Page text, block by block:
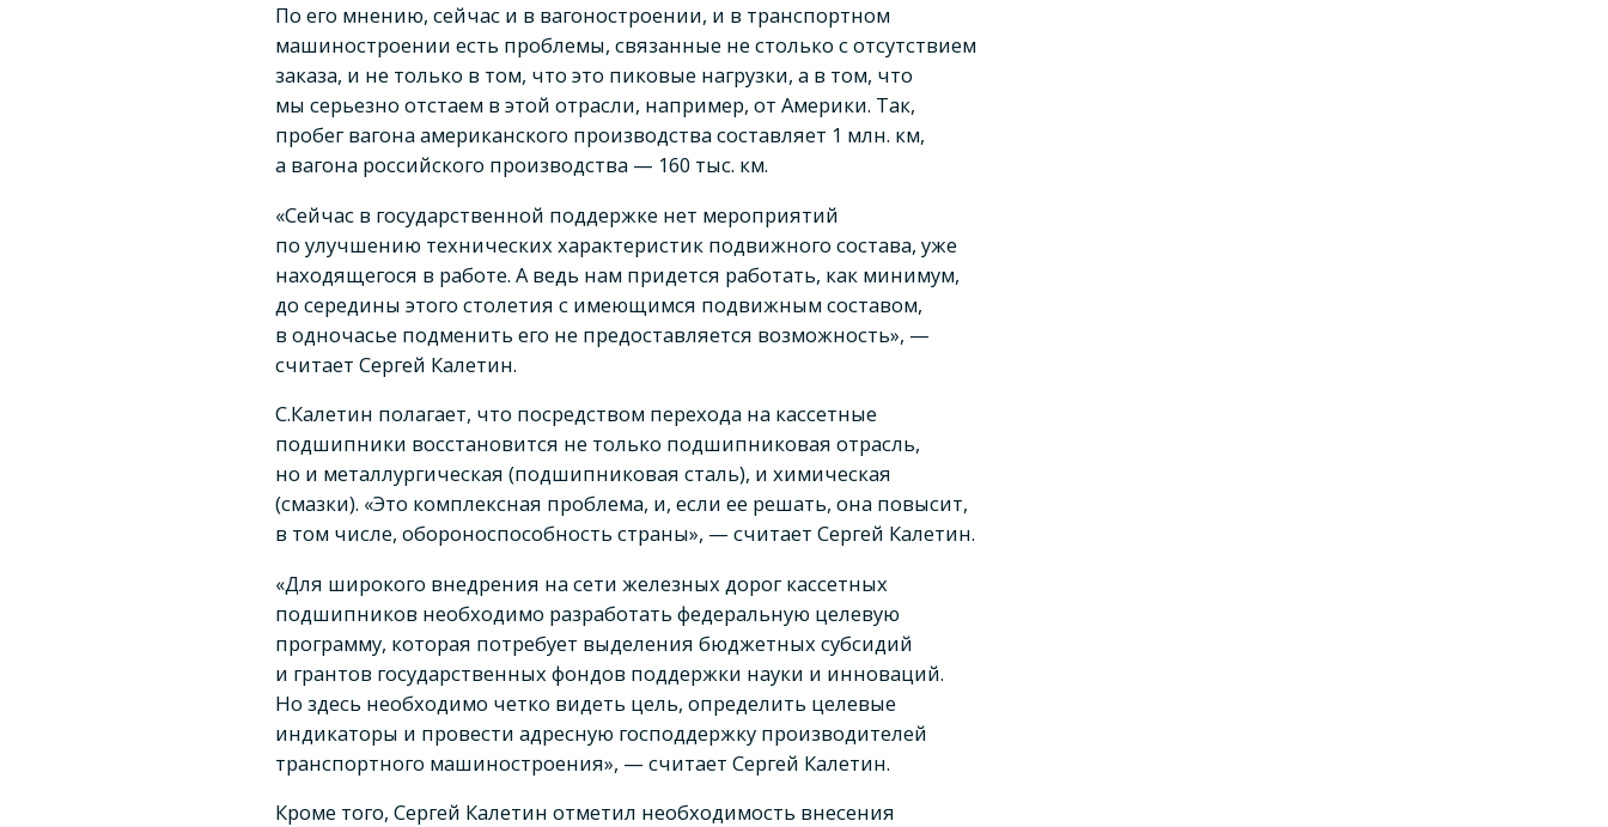
По его мнению, сейчас и в вагоностроении, и в транспортном
машиностроении есть проблемы, связанные не столько с отсутствием
заказа, и не только в том, что это пиковые нагрузки, а в том, что
мы серьезно отстаем в этой отрасли, например, от Америки. Так,
пробег вагона американского производства составляет 1 млн. км,
а вагона российского производства — 160 тыс. км.
«Сейчас в государственной поддержке нет мероприятий
по улучшению технических характеристик подвижного состава, уже
находящегося в работе. А ведь нам придется работать, как минимум,
до середины этого столетия с имеющимся подвижным составом,
в одночасье подменить его не предоставляется возможность», —
считает Сергей Калетин.
С.Калетин полагает, что посредством перехода на кассетные
подшипники восстановится не только подшипниковая отрасль,
но и металлургическая (подшипниковая сталь), и химическая
(смазки). «Это комплексная проблема, и, если ее решать, она повысит,
в том числе, обороноспособность страны», — считает Сергей Калетин.
«Для широкого внедрения на сети железных дорог кассетных
подшипников необходимо разработать федеральную целевую
программу, которая потребует выделения бюджетных субсидий
и грантов государственных фондов поддержки науки и инноваций.
Но здесь необходимо четко видеть цель, определить целевые
индикаторы и провести адресную господдержку производителей
транспортного машиностроения», — считает Сергей Калетин.
Кроме того, Сергей Калетин отметил необходимость внесения